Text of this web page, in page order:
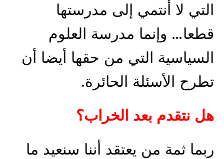
التي لا أنتمي إلى مدرستها
قطعا… وإنما مدرسة العلوم
السياسية التي من حقها أيضا أن
تطرح الأسئلة الحائرة.
هل نتقدم بعد الخراب؟
ربما ثمة من يعتقد أننا سنعيد ما